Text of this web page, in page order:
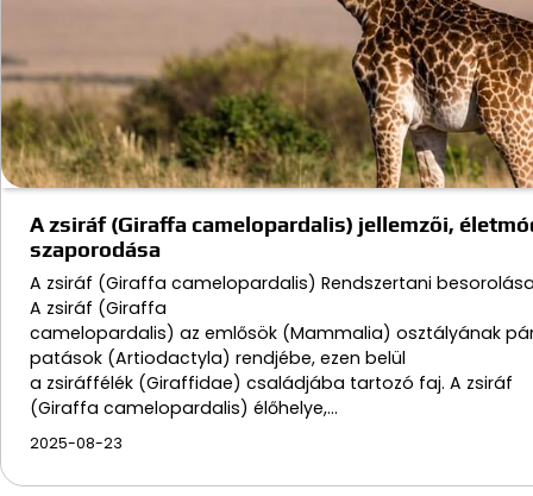
A zsiráf (Giraffa camelopardalis) jellemzői,
szaporodása
A zsiráf (Giraffa camelopardalis) Rendszertani
A zsiráf (Giraffa
camelopardalis) az emlősök (Mammalia) osztályának
patások (Artiodactyla) rendjébe, ezen belül
a zsiráffélék (Giraffidae) családjába tartozó faj. A zsiráf
(Giraffa camelopardalis) élőhelye,…
2025-08-23